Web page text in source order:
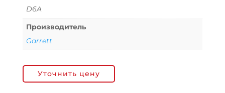
D6A
Производитель
Garrett
Уточнить цену